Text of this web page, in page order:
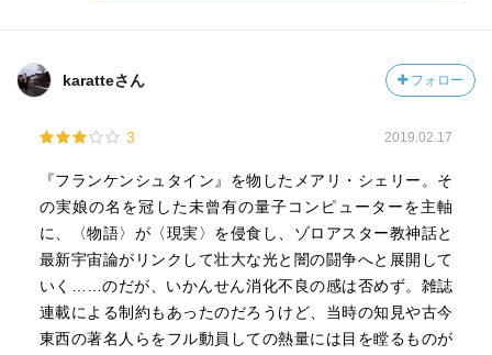
karatteさん フォロー
3 2019.02.17
『フランケンシュタイン』を物したメアリ・シェリー。そ
の実娘の名を冠した未曾有の量子コンピューターを主軸
に、〈物語〉が〈現実〉を侵食し、ゾロアスター教神話と
最新宇宙論がリンクして壮大な光と闇の闘争へと展開して
いく……のだが、いかんせん消化不良の感は否めず。雑誌
連載による制約もあったのだろうけど、当時の知見や古今
東西の著名人らをフル動員しての熱量には目を瞠るものが